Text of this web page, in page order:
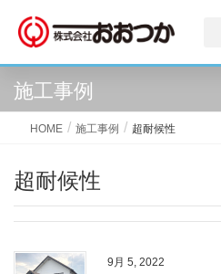
施工事例
HOME 施工事例 超耐候性
超耐候性
9月 5, 2022